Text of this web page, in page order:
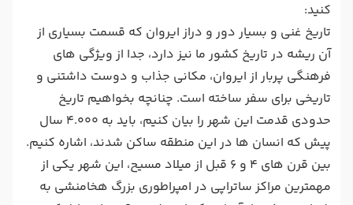
کنید:
تاریخ غنی و بسیار دور و دراز ایروان که قسمت بسیاری از
آن ریشه در تاریخ کشور ما نیز دارد، جدا از ویژگی های
فرهنگی پربار از ایروان، مکانی جذاب و دوست داشتنی و
تاریخی برای سفر ساخته است. چنانچه بخواهیم تاریخ
حدودی قدمت این شهر را بیان کنیم، باید به 4.000 سال
پیش که انسان ها در این منطقه ساکن شدند، اشاره کنیم.
بین قرن های 4 و 6 قبل از میلاد مسیح، این شهر یکی از
مهمترین مراکز ساتراپی در امپراطوری بزرگ هخامنشی به